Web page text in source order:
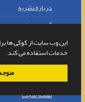
این وب سایت از کوکی ها
خدمات استفاده می کند.
درباره نشریه
گروه دبیران
فرستادن مقاله
واژه نامه اختصاصی
نقشه سایت